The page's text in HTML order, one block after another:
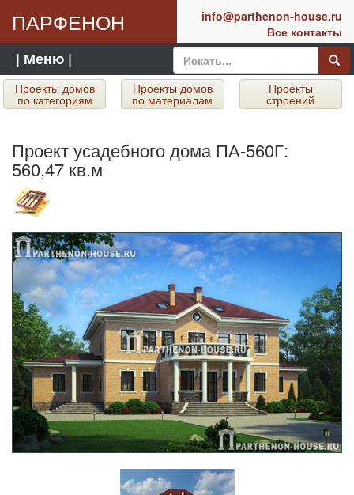
ПАРФЕНОН
info@parthenon-house.ru
Все контакты
| Меню |
Проекты домов
по категориям
Проекты домов
по материалам
Проекты
строений
Проект усадебного дома ПА-560Г:
560,47 кв.м